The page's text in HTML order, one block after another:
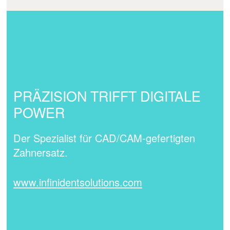
PRÄZISION TRIFFT DIGITALE
POWER
Der Spezialist für CAD/CAM-gefertigten
Zahnersatz.
www.infinidentsolutions.com